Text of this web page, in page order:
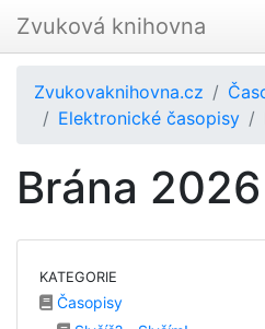
Zvuková knihovna
Zvukovaknihovna.cz
Elektronické časopisy
Brána
KATEGORIE
Časopisy